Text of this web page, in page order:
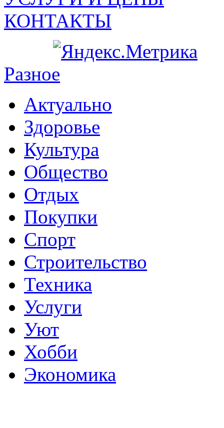
КОНТАКТЫ
Разное
Актуально
Здоровье
Культура
Общество
Отдых
Покупки
Спорт
Строительство
Техника
Услуги
Уют
Хобби
Экономика